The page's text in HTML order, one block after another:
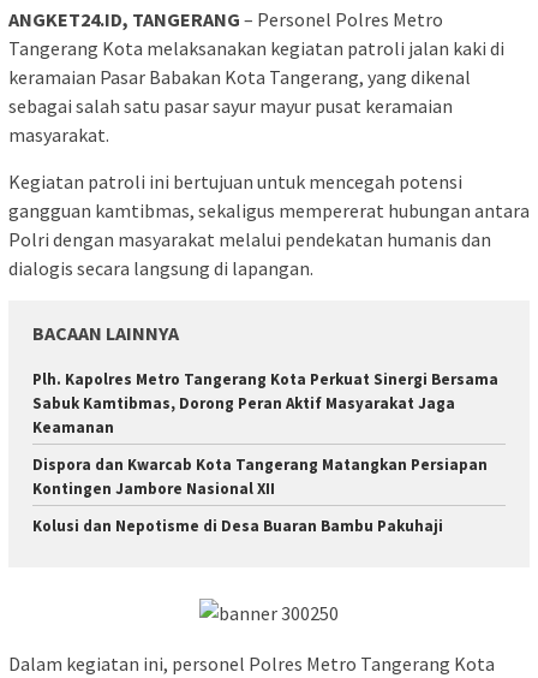
ANGKET24.ID, TANGERANG – Personel Polres Metro
Tangerang Kota melaksanakan kegiatan patroli jalan kaki di
keramaian Pasar Babakan Kota Tangerang, yang dikenal
sebagai salah satu pasar sayur mayur pusat keramaian
masyarakat.
Kegiatan patroli ini bertujuan untuk mencegah potensi
gangguan kamtibmas, sekaligus mempererat hubungan antara
Polri dengan masyarakat melalui pendekatan humanis dan
dialogis secara langsung di lapangan.
BACAAN LAINNYA
Plh. Kapolres Metro Tangerang Kota Perkuat Sinergi Bersama
Sabuk Kamtibmas, Dorong Peran Aktif Masyarakat Jaga
Keamanan
Dispora dan Kwarcab Kota Tangerang Matangkan Persiapan
Kontingen Jambore Nasional XII
Kolusi dan Nepotisme di Desa Buaran Bambu Pakuhaji
Dalam kegiatan ini, personel Polres Metro Tangerang Kota